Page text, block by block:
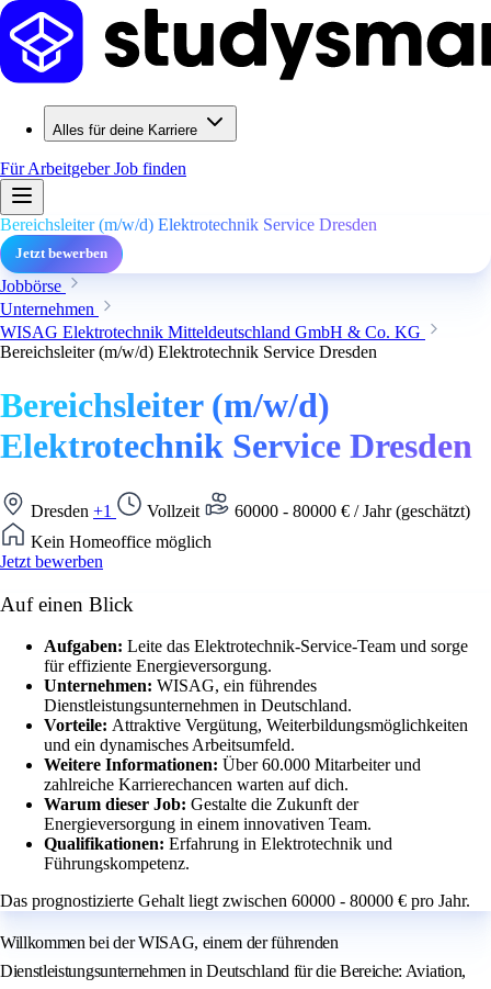
Alles für deine Karriere
Für ArbeitgeberJob finden
Bereichsleiter (m/w/d) Elektrotechnik Service Dresden
Jetzt bewerben
Jobbörse
Unternehmen
WISAG Elektrotechnik Mitteldeutschland GmbH & Co. KG
Bereichsleiter (m/w/d) Elektrotechnik Service Dresden
Bereichsleiter (m/w/d)
Elektrotechnik Service Dresden
Dresden +1 Vollzeit
60000 - 80000 € / Jahr (geschätzt)
Kein Homeoffice möglich
Jetzt bewerben
Auf einen Blick
Aufgaben: Leite das Elektrotechnik-Service-Team und sorge
für effiziente Energieversorgung.
Unternehmen: WISAG, ein führendes
Dienstleistungsunternehmen in Deutschland.
Vorteile: Attraktive Vergütung, Weiterbildungsmöglichkeiten
und ein dynamisches Arbeitsumfeld.
Weitere Informationen: Über 60.000 Mitarbeiter und
zahlreiche Karrierechancen warten auf dich.
Warum dieser Job: Gestalte die Zukunft der
Energieversorgung in einem innovativen Team.
Qualifikationen: Erfahrung in Elektrotechnik und
Führungskompetenz.
Das prognostizierte Gehalt liegt zwischen 60000 - 80000 € pro Jahr.
Willkommen bei der WISAG, einem der führenden
Dienstleistungsunternehmen in Deutschland für die Bereiche: Aviation,